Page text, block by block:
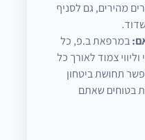
מהירים, גם לסניף
במרפאת ב.פ, כל
צמוד לאורך כל
תחושת ביטחון
בטוחים שאתם